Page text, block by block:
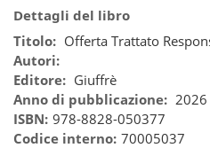
Dettagli del libro
Titolo: Offerta Trattato
Autori:
Editore: Giuffrè
Anno di pubblicazione: 2026
ISBN: 978-8828-050377
Codice interno: 70005037